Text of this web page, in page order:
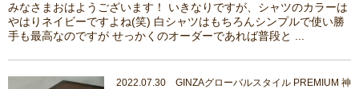
みなさまおはようございます！ いきなりですが、シャツのカラーは
やはりネイビーですよね(笑) 白シャツはもちろんシンプルで使い勝
手も最高なのですが せっかくのオーダーであれば普段と ...
2022.07.30 GINZAグローバルスタイル PREMIUM 神